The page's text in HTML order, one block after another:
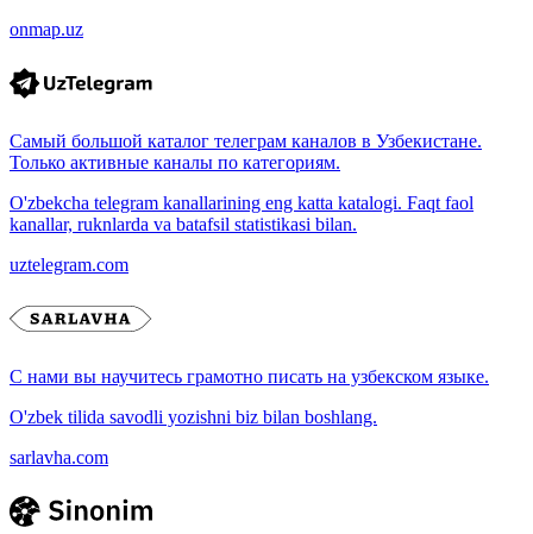
onmap.uz
Самый большой каталог телеграм каналов в Узбекистане.
Только активные каналы по категориям.
O'zbekcha telegram kanallarining eng katta katalogi. Faqt faol
kanallar, ruknlarda va batafsil statistikasi bilan.
uztelegram.com
С нами вы научитесь грамотно писать на узбекском языке.
O'zbek tilida savodli yozishni biz bilan boshlang.
sarlavha.com